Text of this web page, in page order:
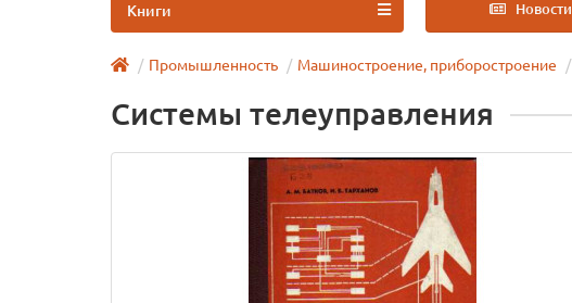
Новости
Книги
Промышленность Машиностроение, приборостроение
Системы телеуправления